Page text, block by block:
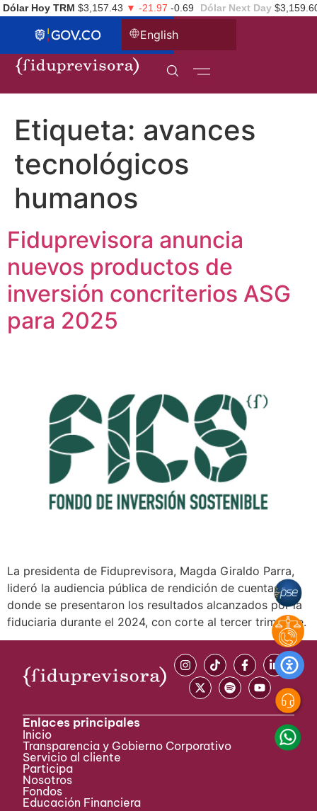
Dólar Hoy TRM $3,157.43 ▼ -21.97 -0.69 Dólar Next Day
English
Etiqueta: avances
tecnológicos
humanos
Fiduprevisora anuncia
nuevos productos de
inversión concriterios ASG
para 2025
La presidenta de Fiduprevisora, Magda Giraldo Parra,
lideró la audiencia pública de rendición de cuentas,
donde se presentaron los resultados alcanzados por la
fiduciaria durante el 2024, con corte al tercer trimestre.
Enlaces principales
Inicio
Transparencia y Gobierno Corporativo
Servicio al cliente
Participa ​
Nosotros
Fondos
Educación Financiera